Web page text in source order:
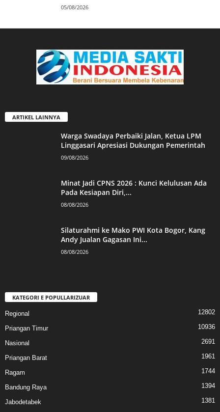
05/08/2026
ARTIKEL LAINNYA
Warga Swadaya Perbaiki Jalan, Ketua LPM
Linggasari Apresiasi Dukungan Pemerintah
09/08/2026
Minat Jadi CPNS 2026 : Kunci Kelulusan Ada
Pada Kesiapan Diri,...
08/08/2026
Silaturahmi ke Mako PWI Kota Bogor, Kang
Andy Jualan Gagasan Ini...
08/08/2026
KATEGORI E POPULLARIZUAR
Regional 12802
Priangan Timur 10936
Nasional 2691
Priangan Barat 1961
Ragam 1744
Bandung Raya 1394
Jabodetabek 1381